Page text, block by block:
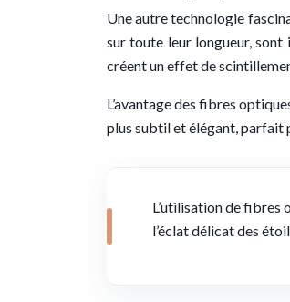
Une autre technologie
sur toute leur longueur, sont
créent un effet de
L’avantage des fibres
plus subtil et élégant, parfait
L’utilisation de fibres
l’éclat délicat des